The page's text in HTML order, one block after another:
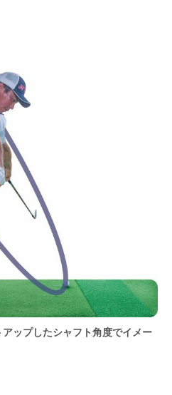
アップしたシャフト角度でイメー